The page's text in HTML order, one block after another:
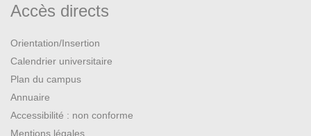
Accès directs
Orientation/Insertion
Calendrier universitaire
Plan du campus
Annuaire
Accessibilité : non conforme
Mentions légales